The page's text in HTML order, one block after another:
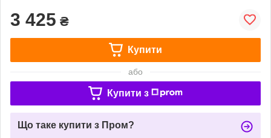
3 425 ₴
Купити
або
Купити з
Що таке купити з Пром?